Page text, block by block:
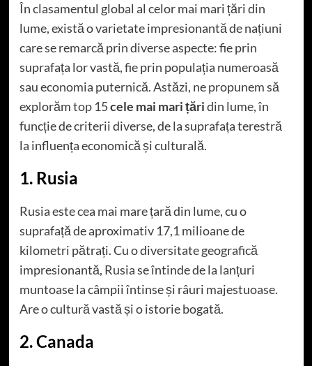
În clasamentul global al celor mai mari țări din
lume, există o varietate impresionantă de națiuni
care se remarcă prin diverse aspecte: fie prin
suprafața lor vastă, fie prin populația numeroasă
sau economia puternică. Astăzi, ne propunem să
explorămtop 15cele mai mari țăridin lume, în
funcție de criterii diverse, de la suprafața terestră
la influența economică și culturală.
1. Rusia
Rusia este cea mai mare țară din lume, cu o
suprafață de aproximativ 17,1 milioane de
kilometri pătrați. Cu o diversitate geografică
impresionantă, Rusia se întinde de la lanțuri
muntoase la câmpii întinse și râuri majestuoase.
Are o cultură vastă și o istorie bogată.
2. Canada